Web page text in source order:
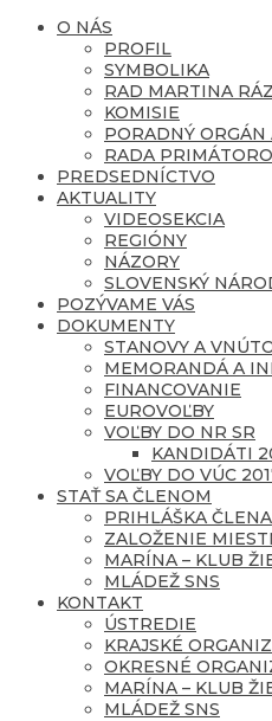
O NÁS
PROFIL
SYMBOLIKA
RAD MARTINA
KOMISIE
PORADNÝ ORGÁN
RADA
PREDSEDNÍCTVO
AKTUALITY
VIDEOSEKCIA
REGIÓNY
NÁZORY
SLOVENSKÝ
POZÝVAME VÁS
DOKUMENTY
STANOVY A
MEMORANDÁ A
FINANCOVANIE
EUROVOĽBY
VOĽBY DO NR SR
KANDIDÁTI
VOĽBY DO VÚC
STAŤ SA ČLENOM
PRIHLÁŠKA ČLENA
ZALOŽENIE
MARÍNA – KLUB
MLÁDEŽ SNS
KONTAKT
ÚSTREDIE
KRAJSKÉ
OKRESNÉ
MARÍNA – KLUB
MLÁDEŽ SNS